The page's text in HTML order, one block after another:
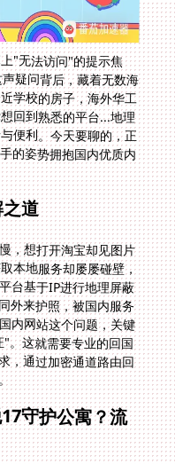
"无法访问"的提示焦
问背后，藏着无数海
校的房子，海外华工
回到熟悉的平台...地理
利。今天要聊的，正
姿势拥抱国内优质内
道
，想打开淘宝却见图片
本地服务却屡屡碰壁，
台基于IP进行地理屏蔽
外来护照，被国内服务
内网站这个问题，关键
。这就需要专业的回国
，通过加密通道路由回
守护公寓？流